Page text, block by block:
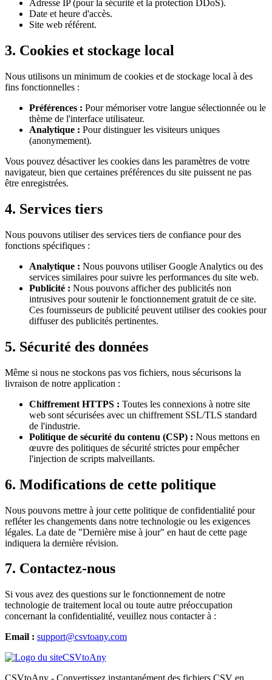
Adresse IP (pour la sécurité et la protection DDoS).
Date et heure d'accès.
Site web référent.
3. Cookies et stockage local
Nous utilisons un minimum de cookies et de stockage local à des
fins fonctionnelles :
Préférences : Pour mémoriser votre langue sélectionnée ou le
thème de l'interface utilisateur.
Analytique : Pour distinguer les visiteurs uniques
(anonymement).
Vous pouvez désactiver les cookies dans les paramètres de votre
navigateur, bien que certaines préférences du site puissent ne pas
être enregistrées.
4. Services tiers
Nous pouvons utiliser des services tiers de confiance pour des
fonctions spécifiques :
Analytique : Nous pouvons utiliser Google Analytics ou des
services similaires pour suivre les performances du site web.
Publicité : Nous pouvons afficher des publicités non
intrusives pour soutenir le fonctionnement gratuit de ce site.
Ces fournisseurs de publicité peuvent utiliser des cookies pour
diffuser des publicités pertinentes.
5. Sécurité des données
Même si nous ne stockons pas vos fichiers, nous sécurisons la
livraison de notre application :
Chiffrement HTTPS : Toutes les connexions à notre site
web sont sécurisées avec un chiffrement SSL/TLS standard
de l'industrie.
Politique de sécurité du contenu (CSP) : Nous mettons en
œuvre des politiques de sécurité strictes pour empêcher
l'injection de scripts malveillants.
6. Modifications de cette politique
Nous pouvons mettre à jour cette politique de confidentialité pour
refléter les changements dans notre technologie ou les exigences
légales. La date de "Dernière mise à jour" en haut de cette page
indiquera la dernière révision.
7. Contactez-nous
Si vous avez des questions sur le fonctionnement de notre
technologie de traitement local ou toute autre préoccupation
concernant la confidentialité, veuillez nous contacter à :
Email : support@csvtoany.com
CSVtoAny